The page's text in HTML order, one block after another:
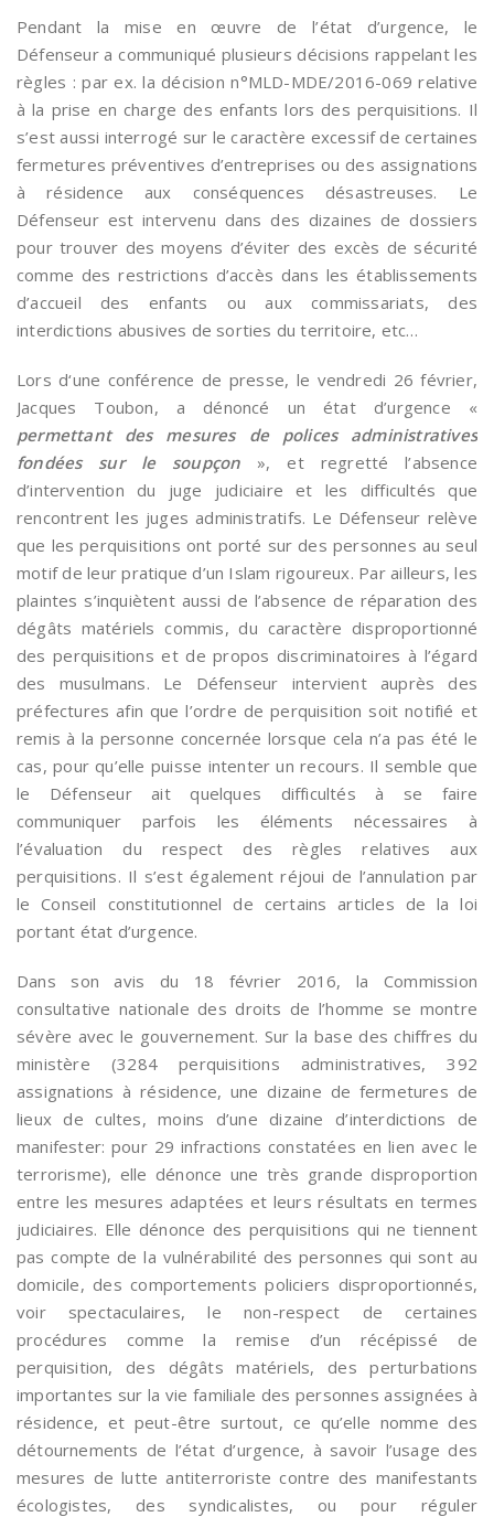
Pendant la mise en œuvre de l’état d’urgence, le
Défenseur a communiqué plusieurs décisions rappelant les
règles : par ex. la décision n°MLD-MDE/2016-069 relative
à la prise en charge des enfants lors des perquisitions. Il
s’est aussi interrogé sur le caractère excessif de certaines
fermetures préventives d’entreprises ou des assignations
à résidence aux conséquences désastreuses. Le
Défenseur est intervenu dans des dizaines de dossiers
pour trouver des moyens d’éviter des excès de sécurité
comme des restrictions d’accès dans les établissements
d’accueil des enfants ou aux commissariats, des
interdictions abusives de sorties du territoire, etc…
Lors d‘une conférence de presse, le vendredi 26 février,
Jacques Toubon, a dénoncé un état d’urgence «
permettant des mesures de polices administratives
fondées sur le soupçon », et regretté l’absence
d’intervention du juge judiciaire et les difficultés que
rencontrent les juges administratifs. Le Défenseur relève
que les perquisitions ont porté sur des personnes au seul
motif de leur pratique d’un Islam rigoureux. Par ailleurs, les
plaintes s’inquiètent aussi de l’absence de réparation des
dégâts matériels commis, du caractère disproportionné
des perquisitions et de propos discriminatoires à l’égard
des musulmans. Le Défenseur intervient auprès des
préfectures afin que l’ordre de perquisition soit notifié et
remis à la personne concernée lorsque cela n’a pas été le
cas, pour qu’elle puisse intenter un recours. Il semble que
le Défenseur ait quelques difficultés à se faire
communiquer parfois les éléments nécessaires à
l’évaluation du respect des règles relatives aux
perquisitions. Il s’est également réjoui de l’annulation par
le Conseil constitutionnel de certains articles de la loi
portant état d’urgence.
Dans son avis du 18 février 2016, la Commission
consultative nationale des droits de l’homme se montre
sévère avec le gouvernement. Sur la base des chiffres du
ministère (3284 perquisitions administratives, 392
assignations à résidence, une dizaine de fermetures de
lieux de cultes, moins d’une dizaine d’interdictions de
manifester: pour 29 infractions constatées en lien avec le
terrorisme), elle dénonce une très grande disproportion
entre les mesures adaptées et leurs résultats en termes
judiciaires. Elle dénonce des perquisitions qui ne tiennent
pas compte de la vulnérabilité des personnes qui sont au
domicile, des comportements policiers disproportionnés,
voir spectaculaires, le non-respect de certaines
procédures comme la remise d’un récépissé de
perquisition, des dégâts matériels, des perturbations
importantes sur la vie familiale des personnes assignées à
résidence, et peut-être surtout, ce qu’elle nomme des
détournements de l’état d’urgence, à savoir l’usage des
mesures de lutte antiterroriste contre des manifestants
écologistes, des syndicalistes, ou pour réguler